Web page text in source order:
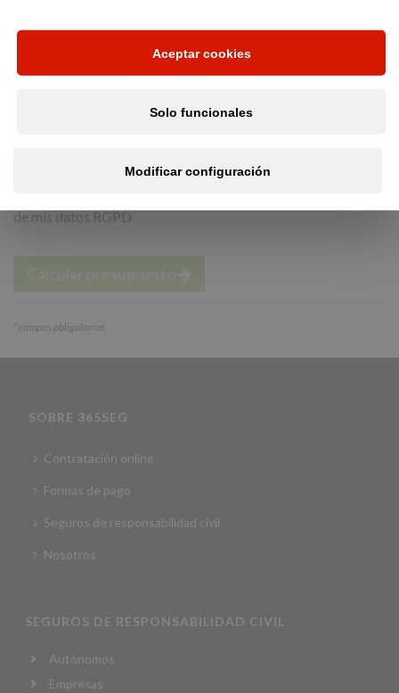
Aceptar cookies
Solo funcionales
Modificar configuración
de mis datos RGPD
Calcular presupuesto
* campos obligatorios.
SOBRE 365SEG
Contratación online
Formas de pago
Seguros de responsabilidad civil
Nosotros
SEGUROS DE RESPONSABILIDAD CIVIL
Autónomos
Empresas